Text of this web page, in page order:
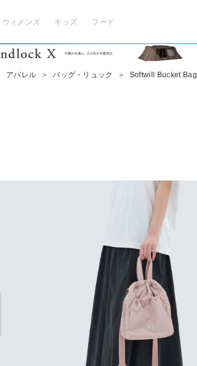
ウィメンズ キッズ フード
アパレル ＞ バッグ・リュック ＞ Softwill Bucket Bag